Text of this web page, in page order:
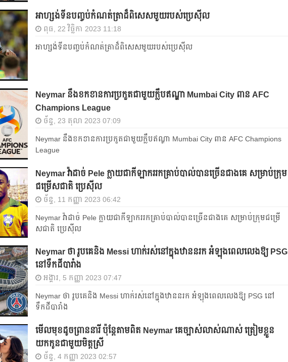
អាហ្សង់ទីន​បញ្ចប់​កំណត់ត្រា​ដ៏​ពិសេស​មួយ​របស់​ប្រេស៊ីល
ពុធ, 22 វិច្ឆិកា 2023 11:18
អាហ្សង់ទីន​បញ្ចប់​កំណត់ត្រា​ដ៏​ពិសេស​មួយ​របស់​ប្រេស៊ីល
Neymar នឹងខកខានការប្រកួតជាមួយក្លឹបឥណ្ឌា Mumbai City ពាន AFC
Champions League
ច័ន្ទ, 23 តុលា 2023 07:09
Neymar នឹងខកខានការប្រកួតជាមួយក្លឹបឥណ្ឌា Mumbai City ពាន AFC Champions
League
Neymar វ៉ាដាច់ Pele ក្លាយជាកីឡាកររកគ្រាប់បាល់បានច្រើនជាងគេ សម្រាប់ក្រុម
ជម្រើសជាតិ ប្រេស៊ីល
ច័ន្ទ, 11 កញ្ញា 2023 06:42
Neymar វ៉ាដាច់ Pele ក្លាយជាកីឡាកររកគ្រាប់បាល់បានច្រើនជាងគេ សម្រាប់ក្រុមជម្រើ
សជាតិ ប្រេស៊ីល
Neymar ថា រូបគេនិង Messi ហាក់រស់នៅក្នុងឋាននរក អំឡុងពេលលេងឱ្យ PSG
នៅទឹកដីបារាំង
អង្គារ, 5 កញ្ញា 2023 07:47
Neymar ថា រូបគេនិង Messi ហាក់រស់នៅក្នុងឋាននរក អំឡុងពេលលេងឱ្យ PSG នៅ
ទឹកដីបារាំង
មើលមុខដូចព្រាននារី ប៉ុន្តែតាមពិត Neymar គេច្បាស់លាស់ណាស់ ត្រៀមខ្លួន
យកកូនជាមួយមិត្តស្រី
ច័ន្ទ, 4 កញ្ញា 2023 02:57